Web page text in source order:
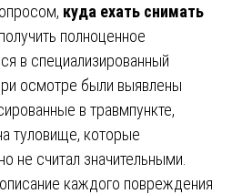
куда ехать снимать
полноценное
в специализированный
осмотре были выявлены
в травмпункте,
туловище, которые
не считал значительными.
каждого повреждения